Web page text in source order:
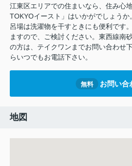
江東区エリアでの住まいなら、住み心
TOKYOイースト」はいかがでしょう
呂場は洗濯物を干すときにも便利です
ますので、ご検討ください。東西線南
の方は、テイクワンまでお問い合わせ
らいつでもお電話下さい。
無料 お問い合
地図